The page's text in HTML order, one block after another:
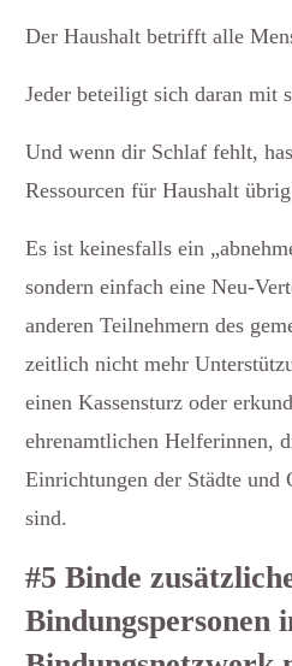
Der Haushalt betrifft alle
Jeder beteiligt sich daran mit
Und wenn dir Schlaf fehlt,
Ressourcen für Haushalt
Es ist keinesfalls ein
sondern einfach eine Neu-
anderen Teilnehmern des
zeitlich nicht mehr
einen Kassensturz oder
ehrenamtlichen Helferinnen,
Einrichtungen der Städte und
sind.
#5 Binde
Bindungspersonen